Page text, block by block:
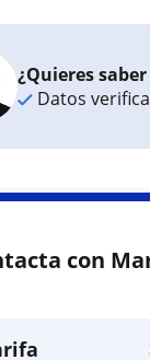
¿Quieres
Datos
con